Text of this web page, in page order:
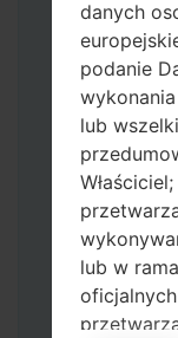
przycisk
telefon,
portu
Podaj
Na
telefon
się od
danych
podanie
lub
Właściciel;
lub w